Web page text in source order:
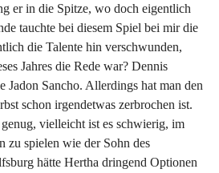
er in die Spitze, wo doch eigentlich
tauchte bei diesem Spiel bei mir die
die Talente hin verschwunden,
Jahres die Rede war? Dennis
Jadon Sancho. Allerdings hat man den
schon irgendetwas zerbrochen ist.
vielleicht ist es schwierig, im
zu spielen wie der Sohn des
hätte Hertha dringend Optionen